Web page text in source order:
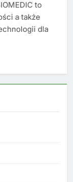
to
a także
dla